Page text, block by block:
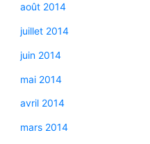
août 2014
juillet 2014
juin 2014
mai 2014
avril 2014
mars 2014